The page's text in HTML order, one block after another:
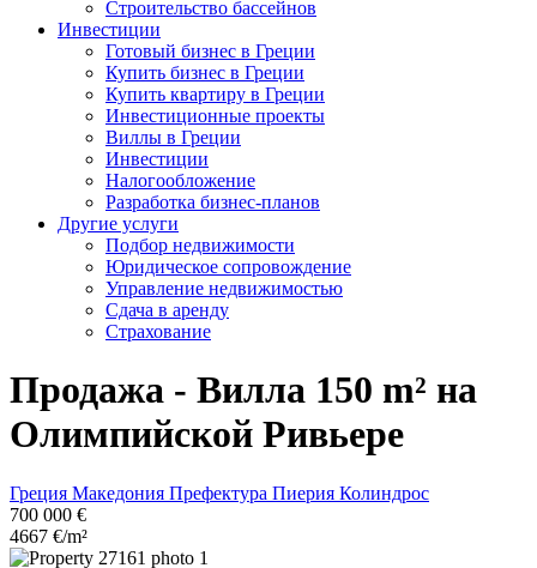
Строительство бассейнов
Инвестиции
Готовый бизнес в Греции
Купить бизнес в Греции
Купить квартиру в Греции
Инвестиционные проекты
Виллы в Греции
Инвестиции
Налогообложение
Разработка бизнес-планов
Другие услуги
Подбор недвижимости
Юридическое сопровождение
Управление недвижимостью
Сдача в аренду
Страхование
Продажа - Вилла 150 m² на
Олимпийской Ривьере
Греция Македония Префектура Пиерия Колиндрос
700 000 €
4667 €/m²